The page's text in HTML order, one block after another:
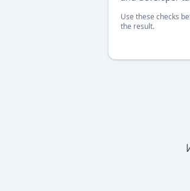
Use these checks
the result.